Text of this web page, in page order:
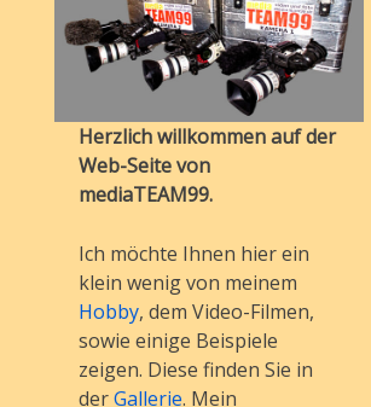
Herzlich willkommen auf der
Web-Seite von
mediaTEAM99.
Ich möchte Ihnen hier ein
klein wenig von meinem
Hobby, dem Video-Filmen,
sowie einige Beispiele
zeigen. Diese finden Sie in
derGallerie. Mein